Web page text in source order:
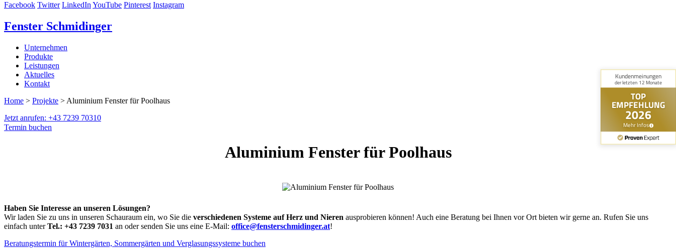
Facebook Twitter LinkedInYouTube Pinterest Instagram
Fenster Schmidinger
Unternehmen
Produkte
Leistungen
Aktuelles
Kontakt
Home > Projekte > Aluminium Fenster für Poolhaus
Jetzt anrufen: +43 7239 70310
Termin buchen
Aluminium Fenster für Poolhaus
Haben Sie Interesse an unseren Lösungen?
Wir laden Sie zu uns in unseren Schauraum ein, wo Sie die verschiedenen Systeme auf Herz und Nieren ausprobieren können! Auch eine Beratung bei Ihnen vor Ort bieten wir gerne an. Rufen Sie uns
einfach unterTel.: +43 7239 7031 an oder senden Sie uns eine E-Mail: office@fensterschmidinger.at!
Beratungstermin für Wintergärten, Sommergärten und Verglasungssysteme buchen